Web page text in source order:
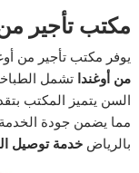
مكتب تأجير
يوفر مكتب تأجير من
من أوغندا تشمل
السن يتميز المكتب
مما يضمن جودة الخدمة
بالرياضخدمة توصيل